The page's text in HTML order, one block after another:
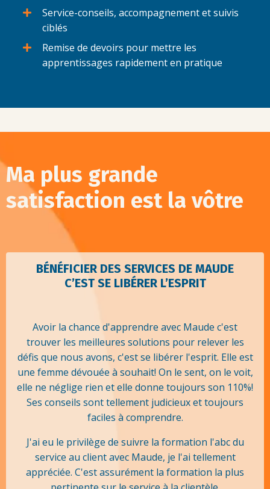
Service-conseils, accompagnement et suivis
ciblés
Remise de devoirs pour mettre les
apprentissages rapidement en pratique
Ma plus grande
satisfaction est la vôtre
BÉNÉFICIER DES SERVICES DE MAUDE
C’EST SE LIBÉRER L’ESPRIT
Avoir la chance d'apprendre avec Maude c'est
trouver les meilleures solutions pour relever les
défis que nous avons, c'est se libérer l'esprit. Elle est
une femme dévouée à souhait! On le sent, on le voit,
elle ne néglige rien et elle donne toujours son 110%!
Ses conseils sont tellement judicieux et toujours
faciles à comprendre.
J'ai eu le privilège de suivre la formation l'abc du
service au client avec Maude, je l'ai tellement
appréciée. C'est assurément la formation la plus